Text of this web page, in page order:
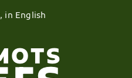
in English